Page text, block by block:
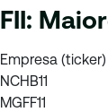
FII:
Empresa (ticker)
NCHB11
MGFF11